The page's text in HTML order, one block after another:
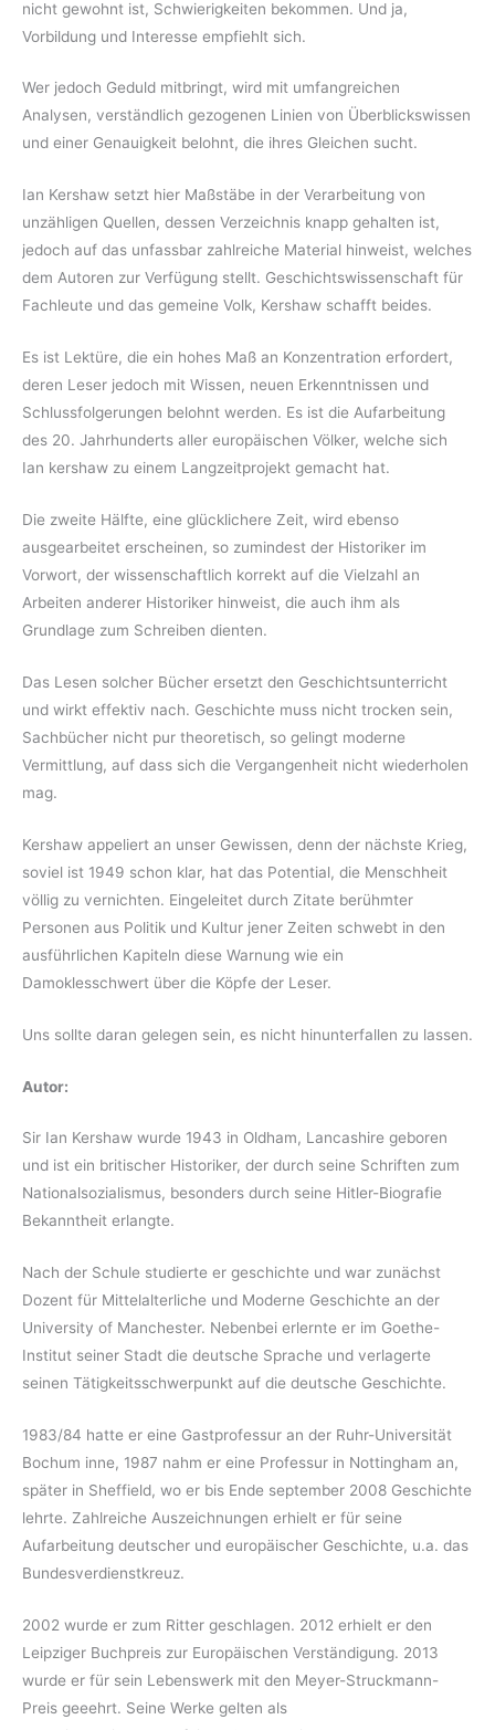
nicht gewohnt ist, Schwierigkeiten bekommen. Und ja,
Vorbildung und Interesse empfiehlt sich.
Wer jedoch Geduld mitbringt, wird mit umfangreichen
Analysen, verständlich gezogenen Linien von Überblickswissen
und einer Genauigkeit belohnt, die ihres Gleichen sucht.
Ian Kershaw setzt hier Maßstäbe in der Verarbeitung von
unzähligen Quellen, dessen Verzeichnis knapp gehalten ist,
jedoch auf das unfassbar zahlreiche Material hinweist, welches
dem Autoren zur Verfügung stellt. Geschichtswissenschaft für
Fachleute und das gemeine Volk, Kershaw schafft beides.
Es ist Lektüre, die ein hohes Maß an Konzentration erfordert,
deren Leser jedoch mit Wissen, neuen Erkenntnissen und
Schlussfolgerungen belohnt werden. Es ist die Aufarbeitung
des 20. Jahrhunderts aller europäischen Völker, welche sich
Ian kershaw zu einem Langzeitprojekt gemacht hat.
Die zweite Hälfte, eine glücklichere Zeit, wird ebenso
ausgearbeitet erscheinen, so zumindest der Historiker im
Vorwort, der wissenschaftlich korrekt auf die Vielzahl an
Arbeiten anderer Historiker hinweist, die auch ihm als
Grundlage zum Schreiben dienten.
Das Lesen solcher Bücher ersetzt den Geschichtsunterricht
und wirkt effektiv nach. Geschichte muss nicht trocken sein,
Sachbücher nicht pur theoretisch, so gelingt moderne
Vermittlung, auf dass sich die Vergangenheit nicht wiederholen
mag.
Kershaw appeliert an unser Gewissen, denn der nächste Krieg,
soviel ist 1949 schon klar, hat das Potential, die Menschheit
völlig zu vernichten. Eingeleitet durch Zitate berühmter
Personen aus Politik und Kultur jener Zeiten schwebt in den
ausführlichen Kapiteln diese Warnung wie ein
Damoklesschwert über die Köpfe der Leser.
Uns sollte daran gelegen sein, es nicht hinunterfallen zu lassen.
Autor:
Sir Ian Kershaw wurde 1943 in Oldham, Lancashire geboren
und ist ein britischer Historiker, der durch seine Schriften zum
Nationalsozialismus, besonders durch seine Hitler-Biografie
Bekanntheit erlangte.
Nach der Schule studierte er geschichte und war zunächst
Dozent für Mittelalterliche und Moderne Geschichte an der
University of Manchester. Nebenbei erlernte er im Goethe-
Institut seiner Stadt die deutsche Sprache und verlagerte
seinen Tätigkeitsschwerpunkt auf die deutsche Geschichte.
1983/84 hatte er eine Gastprofessur an der Ruhr-Universität
Bochum inne, 1987 nahm er eine Professur in Nottingham an,
später in Sheffield, wo er bis Ende september 2008 Geschichte
lehrte. Zahlreiche Auszeichnungen erhielt er für seine
Aufarbeitung deutscher und europäischer Geschichte, u.a. das
Bundesverdienstkreuz.
2002 wurde er zum Ritter geschlagen. 2012 erhielt er den
Leipziger Buchpreis zur Europäischen Verständigung. 2013
wurde er für sein Lebenswerk mit den Meyer-Struckmann-
Preis geeehrt. Seine Werke gelten als